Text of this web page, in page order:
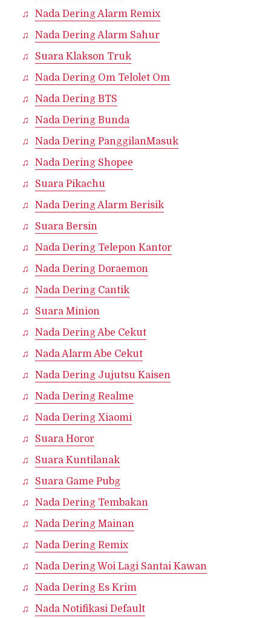
Nada Dering Alarm Remix
Nada Dering Alarm Sahur
Suara Klakson Truk
Nada Dering Om Telolet Om
Nada Dering BTS
Nada Dering Bunda
Nada Dering PanggilanMasuk
Nada Dering Shopee
Suara Pikachu
Nada Dering Alarm Berisik
Suara Bersin
Nada Dering Telepon Kantor
Nada Dering Doraemon
Nada Dering Cantik
Suara Minion
Nada Dering Abe Cekut
Nada Alarm Abe Cekut
Nada Dering Jujutsu Kaisen
Nada Dering Realme
Nada Dering Xiaomi
Suara Horor
Suara Kuntilanak
Suara Game Pubg
Nada Dering Tembakan
Nada Dering Mainan
Nada Dering Remix
Nada Dering Woi Lagi Santai Kawan
Nada Dering Es Krim
Nada Notifikasi Default